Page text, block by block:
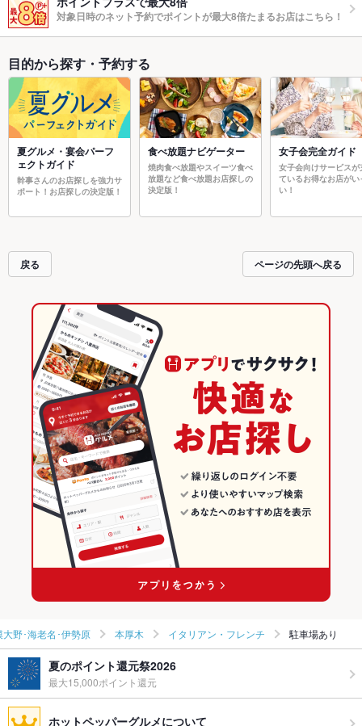
対象日時のネット予約でポイントが最大8倍たまるお店はこちら！
目的から探す・予約する
夏グルメ・宴会パーフ
ェクトガイド
幹事さんのお店探しを強力サ
ポート！お店探しの決定版！
食べ放題ナビゲーター
焼肉食べ放題やスイーツ食べ
放題など食べ放題お店探しの
決定版！
女子会完全ガイド
女子会向けサービスが
ているお得なお店がい
い！
戻る ページの先頭へ戻る
野･海老名･伊勢原 本厚木 イタリアン・フレンチ 駐車場あり
夏のポイント還元祭2026
最大15,000ポイント還元
ホットペッパーグルメについて